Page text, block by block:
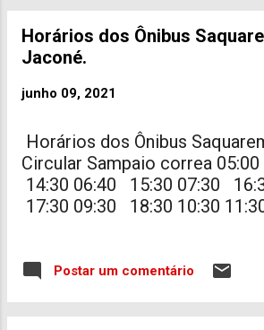
Horários dos Ônibus
Jaconé.
junho 09, 2021
Horários dos Ônibus
Circular Sampaio correa
14:30 06:40 15:30 07:30
17:30 09:30 18:30 10:30
Postar um comentário